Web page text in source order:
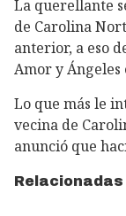
La querellante
de Carolina
anterior, a eso
Amor y Ángeles
Lo que más le
vecina de
anunció que
Relacionadas